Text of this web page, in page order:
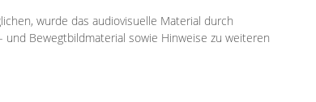
wurde das audiovisuelle Material durch
Bewegtbildmaterial sowie Hinweise zu weiteren